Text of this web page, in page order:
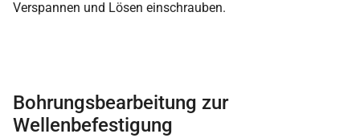
Verspannen und Lösen einschrauben.
Bohrungsbearbeitung zur
Wellenbefestigung